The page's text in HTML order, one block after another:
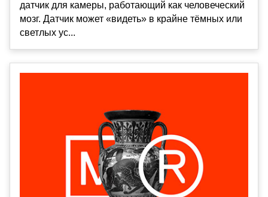
датчик для камеры, работающий как человеческий
мозг. Датчик может «видеть» в крайне тёмных или
светлых ус...